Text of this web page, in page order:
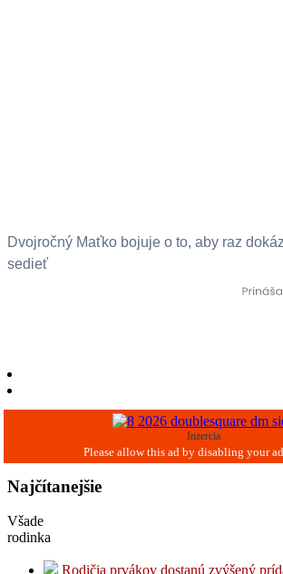
Dvojročný Maťko bojuje o to, aby raz
sedieť
Inzercia
Najčítanejšie
Všade
rodinka
Rodičia prvákov dostanú zvýšený